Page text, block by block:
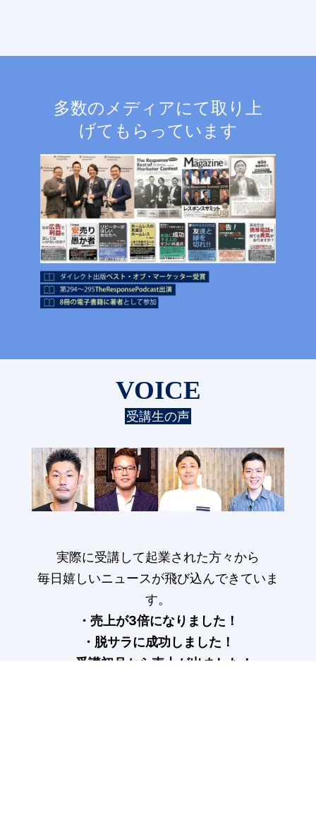
多数のメディアにて取り上
げてもらっています
VOICE
受講生の声
実際に受講して起業された方々から
毎日嬉しいニュースが飛び込んできていま
す。
・売上が3倍になりました！
・脱サラに成功しました！
・受講初月から売上が出ました！